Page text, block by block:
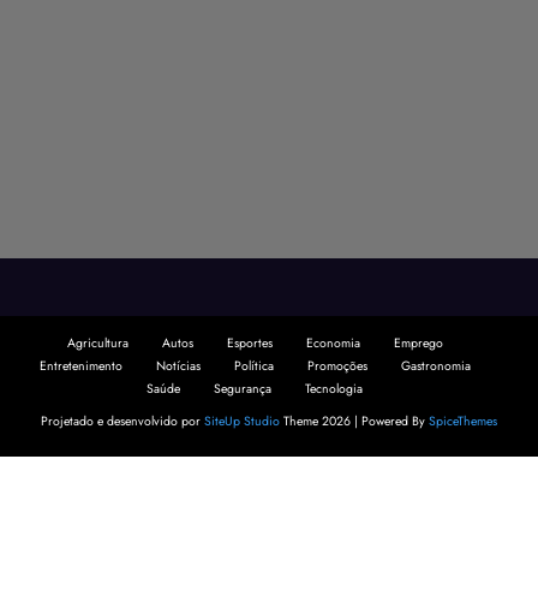
Agricultura Autos Esportes Economia
Emprego
Entretenimento
Notícias Política Promoções
Gastronomia
Saúde
Segurança
Tecnologia
Projetado e desenvolvido por SiteUp Studio Theme 2026 | Powered By SpiceThemes